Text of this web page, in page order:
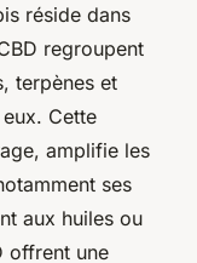
réside dans
regroupent
terpènes et
Cette
amplifie les
ses
aux huiles ou
offrent une